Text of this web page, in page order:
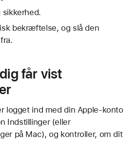
sikkerhed.
bekræftelse, og slå den
får vist
logget ind med din Apple-konto
Indstillinger (eller
på Mac), og kontroller, om dit